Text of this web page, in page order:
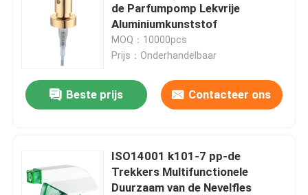
de Parfumpomp Lekvrije
Aluminiumkunststof
MOQ：10000pcs
Prijs：Onderhandelbaar
Beste prijs Contacteer ons
ISO14001 k101-7 pp-de
Trekkers Multifunctionele
Duurzaam van de Nevelfles